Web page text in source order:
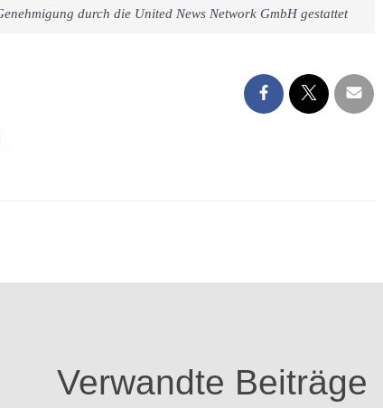
durch die United News Network GmbH gestattet
Verwandte Beiträge